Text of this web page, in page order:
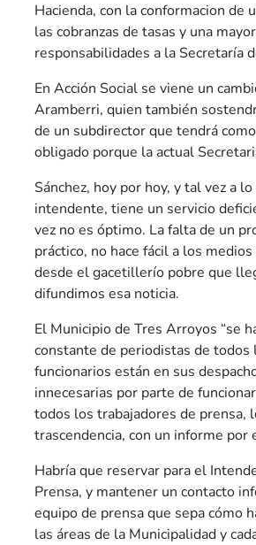
Hacienda, con la conformacion de
las cobranzas de tasas y una
responsabilidades a la Secretaría
En Acción Social se viene un
Aramberri, quien también
de un subdirector que tendrá
obligado porque la actual
Sánchez, hoy por hoy, y tal vez a
intendente, tiene un servicio
vez no es óptimo. La falta de un
práctico, no hace fácil a los
desde el gacetillerío pobre que
difundimos esa noticia.
El Municipio de Tres Arroyos “se
constante de periodistas de
funcionarios están en sus
innecesarias por parte de
todos los trabajadores de prensa,
trascendencia, con un informe por
Habría que reservar para el
Prensa, y mantener un contacto
equipo de prensa que sepa cómo
las áreas de la Municipalidad y